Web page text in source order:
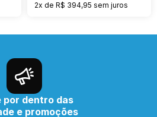
2x de R$ 394,95 sem juros
por dentro das
e promoções